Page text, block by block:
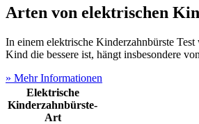
Arten von elektrischen
In einem elektrische Kinderzahnbürste Test
Kind die bessere ist, hängt insbesondere
» Mehr Informationen
Elektrische
Kinderzahnbürste-
Art